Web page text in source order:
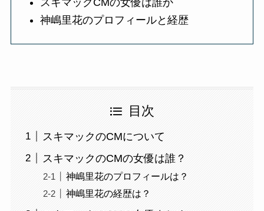
神嶋里花のプロフィールと経歴
目次
スキマックのCMについて
スキマックのCMの女優は誰？
神嶋里花のプロフィールは？
神嶋里花の経歴は？